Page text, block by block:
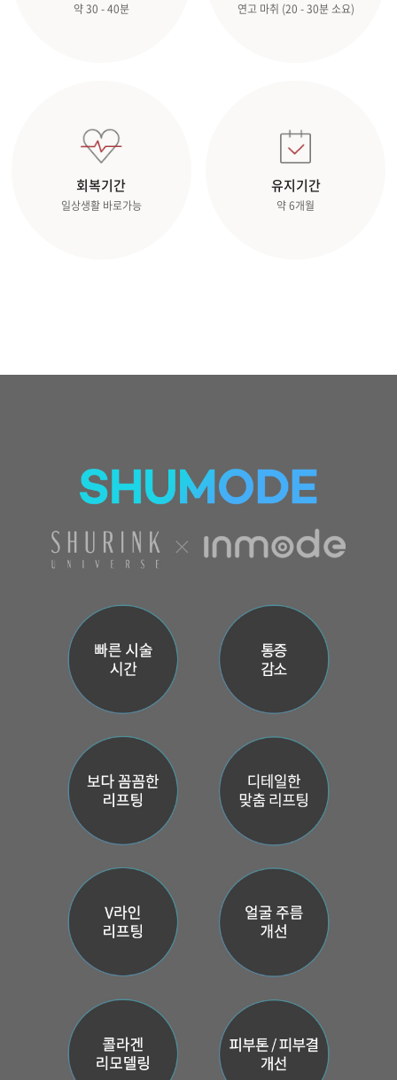
약 30 - 40분 연고 마취 (20 - 30분 소요)
회복기간
일상생활 바로가능
유지기간
약 6개월